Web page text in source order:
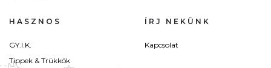
HASZNOS
GY.I.K.
Tippek & Trükkök
ÍRJ NEKÜNK
Kapcsolat